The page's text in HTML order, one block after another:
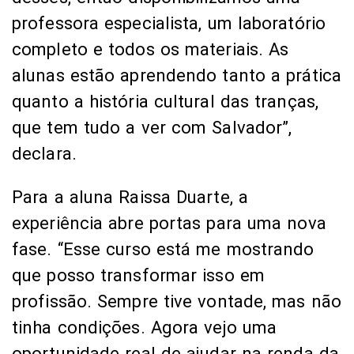
professora especialista, um laboratório
completo e todos os materiais. As
alunas estão aprendendo tanto a prática
quanto a história cultural das tranças,
que tem tudo a ver com Salvador”,
declara.
Para a aluna Raissa Duarte, a
experiência abre portas para uma nova
fase. “Esse curso está me mostrando
que posso transformar isso em
profissão. Sempre tive vontade, mas não
tinha condições. Agora vejo uma